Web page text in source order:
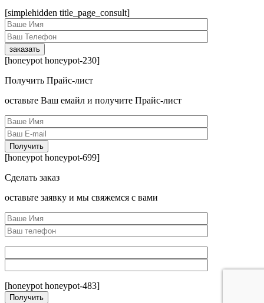
[simplehidden title_page_consult]
[honeypot honeypot-230]
Получить Прайс-лист
оcтавьте Ваш емайл и получите Прайс-лист
[honeypot honeypot-699]
Сделать заказ
оcтавьте заявку и мы свяжемся с вами
[honeypot honeypot-483]